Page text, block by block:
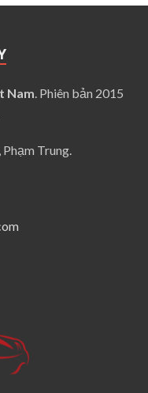
Nam. Phiên bản 2015
Trung.